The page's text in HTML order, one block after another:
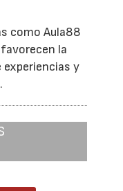
como Aula88
la
y